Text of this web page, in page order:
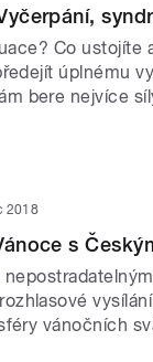
Co ustojíte
úplnému
bere nejvíce
2018
s
vánočních